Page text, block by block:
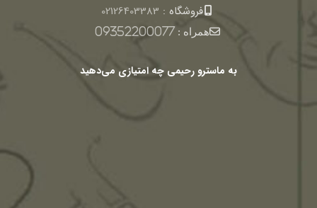
فروشگاه : 02126403383
همراه :09352200077
به ماسترو رحیمی چه امتیازی می‌دهید